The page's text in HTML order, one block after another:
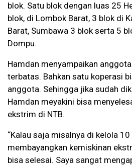
blok. Satu blok dengan luas 25
blok, di Lombok Barat, 3 blok di
Barat, Sumbawa 3 blok serta 5
Dompu.
Hamdan menyampaikan
terbatas. Bahkan satu koperasi
anggota. Sehingga jika sudah
Hamdan meyakini bisa
ekstrim di NTB.
“Kalau saja misalnya di kelola
membayangkan kemiskinan
bisa selesai. Saya sangat